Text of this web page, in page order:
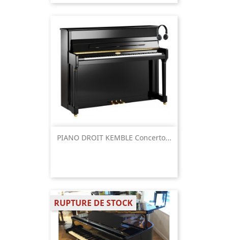
PIANO DROIT KEMBLE Concerto...
RUPTURE DE STOCK